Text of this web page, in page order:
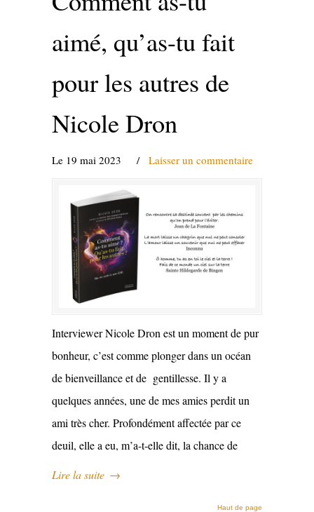
aimé, qu’as-tu fait
pour les autres de
Nicole Dron
Le 19 mai 2023 / Laisser un commentaire
Interviewer Nicole Dron est un moment de pur
bonheur, c’est comme plonger dans un océan
de bienveillance et de gentillesse. Il y a
quelques années, une de mes amies perdit un
ami très cher. Profondément affectée par ce
deuil, elle a eu, m’a-t-elle dit, la chance de
Lire la suite →
Haut de page